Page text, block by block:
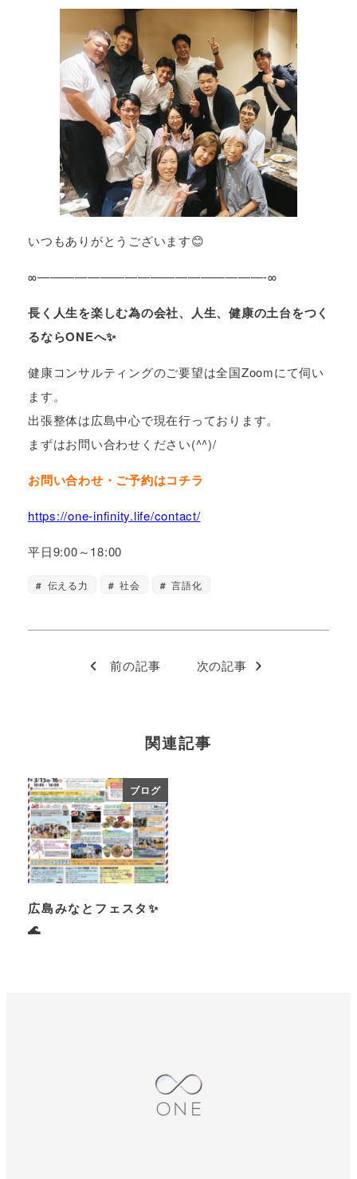
いつもありがとうございます😊
∞——————————————————-∞
長く人生を楽しむ為の会社、人生、健康の土台をつく
るならONEへ✨
健康コンサルティングのご要望は全国Zoomにて伺い
ます。
出張整体は広島中心で現在行っております。
まずはお問い合わせください(^^)/
お問い合わせ・ご予約はコチラ
https://one-infinity.life/contact/
平日9:00～18:00
伝える力 社会 言語化
前の記事 次の記事
関連記事
ブログ
広島みなとフェスタ✨
🌊